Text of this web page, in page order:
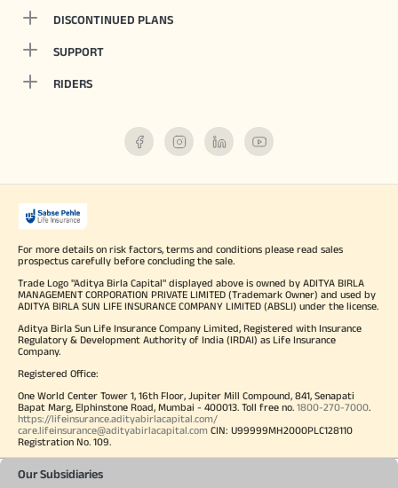
DISCONTINUED PLANS
SUPPORT
RIDERS
For more details on risk factors, terms and conditions please read sales
prospectus carefully before concluding the sale.
Trade Logo "Aditya Birla Capital" displayed above is owned by ADITYA BIRLA
MANAGEMENT CORPORATION PRIVATE LIMITED (Trademark Owner) and used by
ADITYA BIRLA SUN LIFE INSURANCE COMPANY LIMITED (ABSLI) under the license.
Aditya Birla Sun Life Insurance Company Limited, Registered with Insurance
Regulatory & Development Authority of India (IRDAI) as Life Insurance
Company.
Registered Office:
One World Center Tower 1, 16th Floor, Jupiter Mill Compound, 841, Senapati
Bapat Marg, Elphinstone Road, Mumbai - 400013. Toll free no. 1800-270-7000.
https://lifeinsurance.adityabirlacapital.com/
care.lifeinsurance@adityabirlacapital.com CIN: U99999MH2000PLC128110
Registration No. 109.
Our Subsidiaries